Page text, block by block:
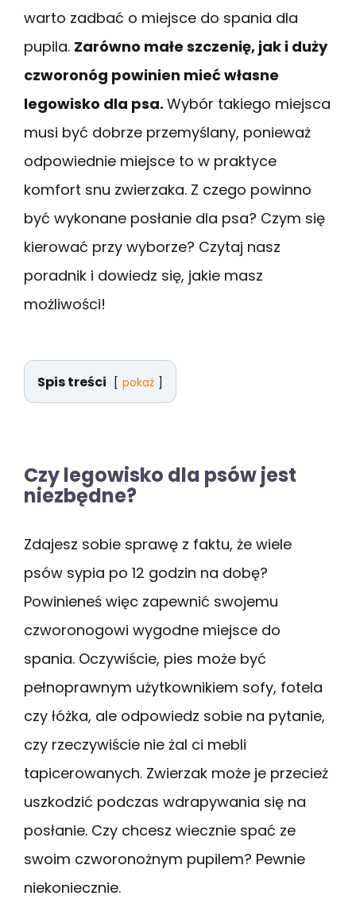
warto zadbać o miejsce do spania dla
pupila. Zarówno małe szczenię, jak i duży
czworonóg powinien mieć własne
legowisko dla psa. Wybór takiego miejsca
musi być dobrze przemyślany, ponieważ
odpowiednie miejsce to w praktyce
komfort snu zwierzaka. Z czego powinno
być wykonane posłanie dla psa? Czym się
kierować przy wyborze? Czytaj nasz
poradnik i dowiedz się, jakie masz
możliwości!
Spis treści pokaż
Czy legowisko dla psów jest
niezbędne?
Zdajesz sobie sprawę z faktu, że wiele
psów sypia po 12 godzin na dobę?
Powinieneś więc zapewnić swojemu
czworonogowi wygodne miejsce do
spania. Oczywiście, pies może być
pełnoprawnym użytkownikiem sofy, fotela
czy łóżka, ale odpowiedz sobie na pytanie,
czy rzeczywiście nie żal ci mebli
tapicerowanych. Zwierzak może je przecież
uszkodzić podczas wdrapywania się na
posłanie. Czy chcesz wiecznie spać ze
swoim czworonożnym pupilem? Pewnie
niekoniecznie.